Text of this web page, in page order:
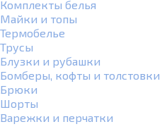
Комплекты белья
Майки и топы
Термобелье
Трусы
Блузки и рубашки
Бомберы, кофты и толстовки
Брюки
Шорты
Варежки и перчатки